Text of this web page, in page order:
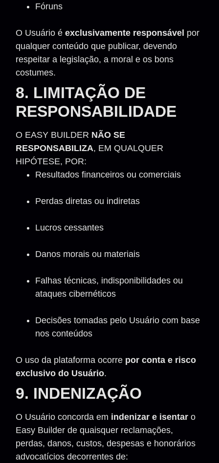
Fóruns
O Usuário é exclusivamente responsável por
qualquer conteúdo que publicar, devendo
respeitar a legislação, a moral e os bons
costumes.
8. LIMITAÇÃO DE
RESPONSABILIDADE
O EASY BUILDER NÃO SE
RESPONSABILIZA, EM QUALQUER
HIPÓTESE, POR:
Resultados financeiros ou comerciais
Perdas diretas ou indiretas
Lucros cessantes
Danos morais ou materiais
Falhas técnicas, indisponibilidades ou
ataques cibernéticos
Decisões tomadas pelo Usuário com base
nos conteúdos
O uso da plataforma ocorre por conta e risco
exclusivo do Usuário.
9. INDENIZAÇÃO
O Usuário concorda em indenizar e isentar o
Easy Builder de quaisquer reclamações,
perdas, danos, custos, despesas e honorários
advocatícios decorrentes de: